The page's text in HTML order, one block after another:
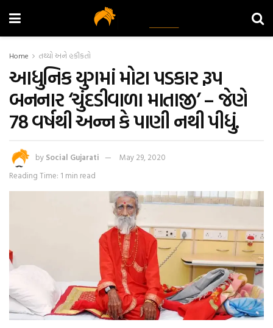
Home તથ્યો અને હકીકતો
આધુનિક યુગમાં મોટા પડકાર રૂપ
બનનાર ‘ચુંદડીવાળા માતાજી’ – જેણે
78 વર્ષથી અન્ન કે પાણી નથી પીધું.
by Social Gujarati
May 29, 2020
Reading Time: 1 min read